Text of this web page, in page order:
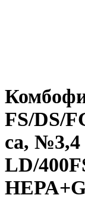
FS/DS/
ca, №3,4
LD/